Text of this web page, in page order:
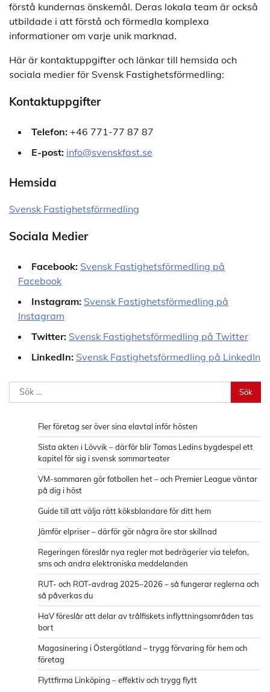
förstå kundernas önskemål. Deras lokala team är också
utbildade i att förstå och förmedla komplexa
informationer om varje unik marknad.
Här är kontaktuppgifter och länkar till hemsida och
sociala medier för Svensk Fastighetsförmedling:
Kontaktuppgifter
Telefon: +46 771-77 87 87
E-post: info@svenskfast.se
Hemsida
Svensk Fastighetsförmedling
Sociala Medier
Facebook: Svensk Fastighetsförmedling på
Facebook
Instagram: Svensk Fastighetsförmedling på
Instagram
Twitter: Svensk Fastighetsförmedling på Twitter
LinkedIn: Svensk Fastighetsförmedling på LinkedIn
Sök
efter:
Fler företag ser över sina elavtal inför hösten
Sista akten i Lövvik – därför blir Tomas Ledins bygdespel ett
kapitel för sig i svensk sommarteater
VM-sommaren gör fotbollen het – och Premier League väntar
på dig i höst
Guide till att välja rätt köksblandare för ditt hem
Jämför elpriser – därför gör några öre stor skillnad
Regeringen föreslår nya regler mot bedrägerier via telefon,
sms och andra elektroniska meddelanden
RUT- och ROT-avdrag 2025–2026 – så fungerar reglerna och
så påverkas du
HaV föreslår att delar av trålfiskets inflyttningsområden tas
bort
Magasinering i Östergötland – trygg förvaring för hem och
företag
Flyttfirma Linköping – effektiv och trygg flytt